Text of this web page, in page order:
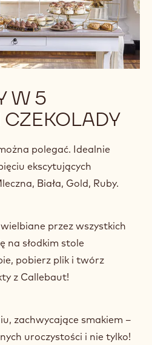
W 5
polegać. Idealnie
ekscytujących
Biała, Gold, Ruby.
przez wszystkich
na słodkim stole
pobierz plik i twórz
z Callebaut!
zachwycające smakiem –
uroczystości i nie tylko!